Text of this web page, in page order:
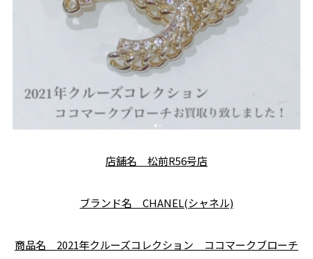
店舗名 松前R56号店
ブランド名 CHANEL(シャネル)
商品名 2021年クルーズコレクション ココマークブローチ